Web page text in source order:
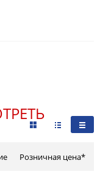
Розничная цена*